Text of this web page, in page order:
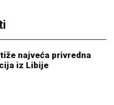
najveća privredna
iz Libije